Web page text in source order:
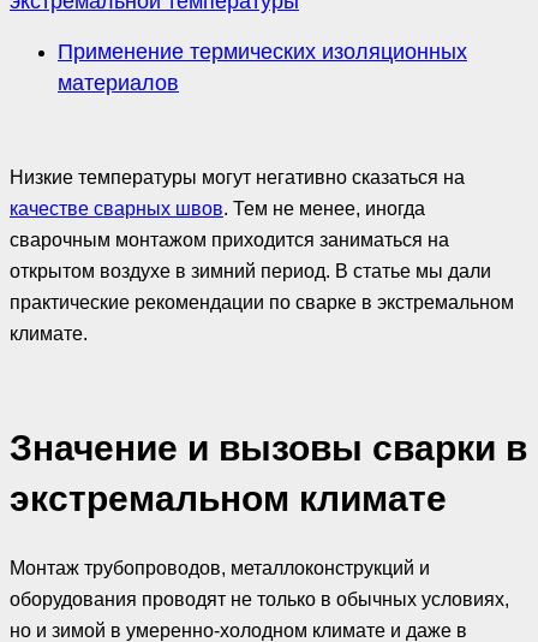
Применение термических изоляционных
материалов
Низкие температуры могут негативно сказаться на
качестве сварных швов. Тем не менее, иногда
сварочным монтажом приходится заниматься на
открытом воздухе в зимний период. В статье мы дали
практические рекомендации по сварке в экстремальном
климате.
Значение и вызовы сварки в
экстремальном климате
Монтаж трубопроводов, металлоконструкций и
оборудования проводят не только в обычных условиях,
но и зимой в умеренно-холодном климате и даже в